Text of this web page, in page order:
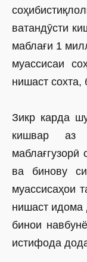
ватандӯсти
маблағи 1
муассисаи
нишаст
Зикр карда
кишвар аз
маблағгузорӣ
ва бинову
муассисаҳои
нишаст идома
бинои
истифода